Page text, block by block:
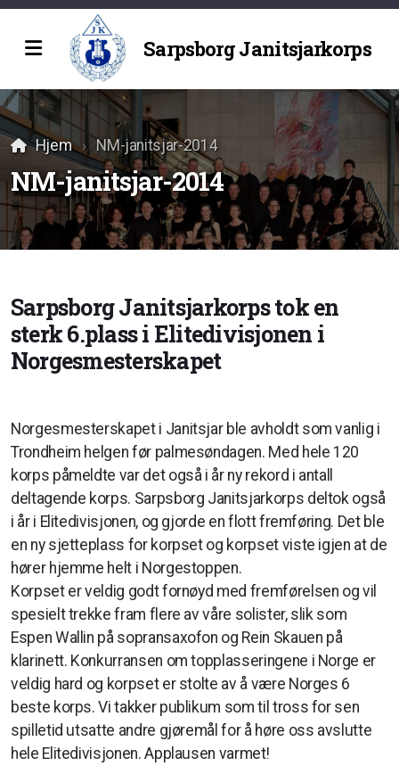
Sarpsborg Janitsjarkorps
Hjem NM-janitsjar-2014
NM-janitsjar-2014
Sarpsborg Janitsjarkorps tok en
sterk 6.plass i Elitedivisjonen i
Norgesmesterskapet
Norgesmesterskapet i Janitsjar ble avholdt som vanlig i
Trondheim helgen før palmesøndagen. Med hele 120
korps påmeldte var det også i år ny rekord i antall
deltagende korps. Sarpsborg Janitsjarkorps deltok også
i år i Elitedivisjonen, og gjorde en flott fremføring. Det ble
en ny sjetteplass for korpset og korpset viste igjen at de
hører hjemme helt i Norgestoppen.
Korpset er veldig godt fornøyd med fremførelsen og vil
spesielt trekke fram flere av våre solister, slik som
Espen Wallin på sopransaxofon og Rein Skauen på
klarinett. Konkurransen om topplasseringene i Norge er
veldig hard og korpset er stolte av å være Norges 6
beste korps. Vi takker publikum som til tross for sen
spilletid utsatte andre gjøremål for å høre oss avslutte
hele Elitedivisjonen. Applausen varmet!
Historie